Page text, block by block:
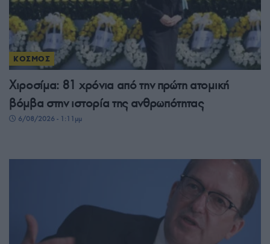
ΚΟΣΜΟΣ
Χιροσίμα: 81 χρόνια από την πρώτη ατομική
βόμβα στην ιστορία της ανθρωπότητας
6/08/2026 - 1:11μμ